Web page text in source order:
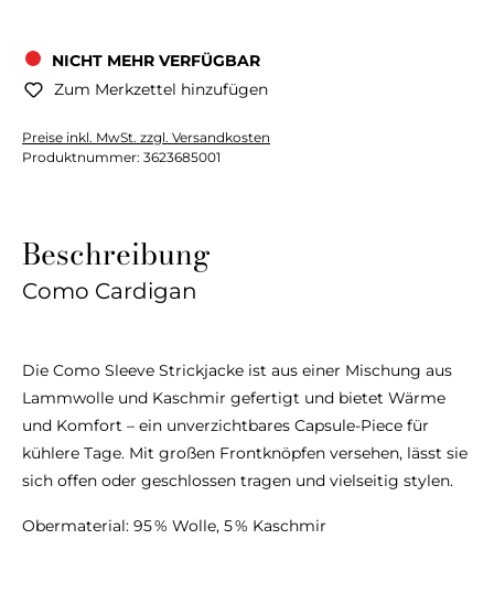
NICHT MEHR VERFÜGBAR
Zum Merkzettel hinzufügen
Preise inkl. MwSt. zzgl. Versandkosten
Produktnummer: 3623685001
Beschreibung
Como Cardigan
Die Como Sleeve Strickjacke ist aus einer Mischung aus
Lammwolle und Kaschmir gefertigt und bietet Wärme
und Komfort – ein unverzichtbares Capsule-Piece für
kühlere Tage. Mit großen Frontknöpfen versehen, lässt sie
sich offen oder geschlossen tragen und vielseitig stylen.
Obermaterial: 95 % Wolle, 5 % Kaschmir